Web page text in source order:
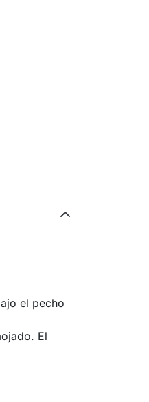
el pecho
El